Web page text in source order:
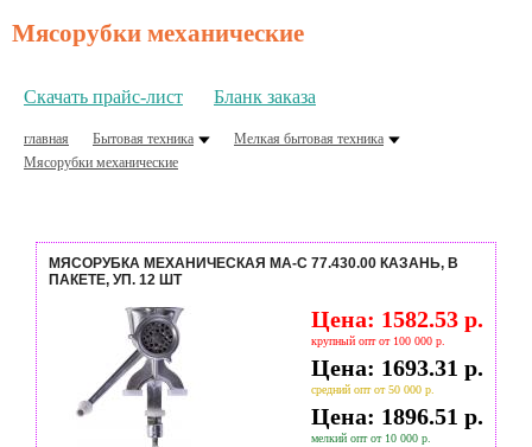
Мясорубки механические
Скачать прайс-лист Бланк заказа
главная Бытовая техника
Мелкая бытовая техника
Мясорубки механические
МЯСОРУБКА МЕХАНИЧЕСКАЯ МА-С 77.430.00 КАЗАНЬ, В
ПАКЕТЕ, УП. 12 ШТ
Цена: 1582.53 р.
крупный опт от 100 000 р.
Цена: 1693.31 р.
средний опт от 50 000 р.
Цена: 1896.51 р.
мелкий опт от 10 000 р.